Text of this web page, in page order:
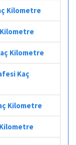
Kilometre
Kilometre
Kilometre
Kaç
Kilometre
Kilometre